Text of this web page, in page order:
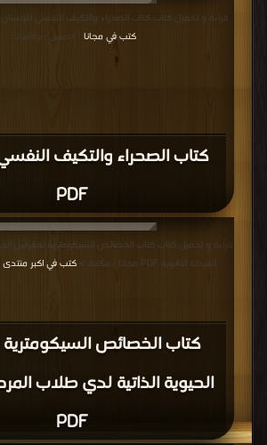
كتاب الصحراء والتكيف
PDF
قراءة و تحميل كتاب كتاب الصحراء والتكيف النفسي للإنسان PDF مجانا | مكتبة >
كتب في مجانا | التحميل : مرة/مرات
كتاب الخصائص
الحيوية الذاتية لدي طلاب
PDF
قراءة و تحميل كتاب كتاب الخصائص السيكومترية لمقياس
المرحلة الثانوية PDF مجانا | مكتبة >
كتب في اكبر منتدى